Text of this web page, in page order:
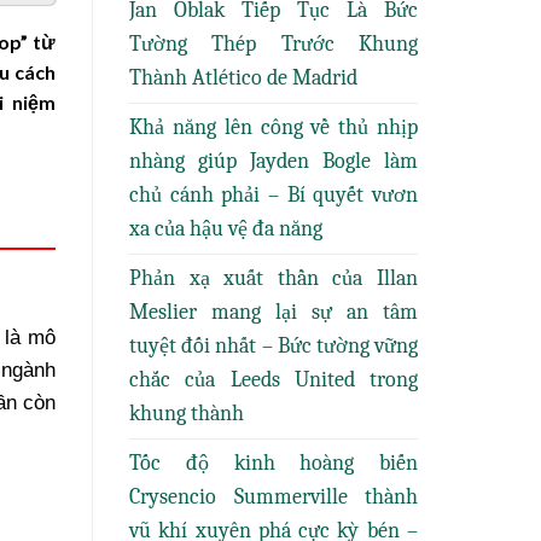
từ
cách
niệm
mô
còn
Jan Oblak Tiếp Tục Là Bức
Tường Thép Trước Khung
Thành Atlético de Madrid
Khả năng lên công về thủ nhịp
nhàng giúp Jayden Bogle làm
chủ cánh phải – Bí quyết vươn
xa của hậu vệ đa năng
Phản xạ xuất thần của Illan
Meslier mang lại sự an tâm
tuyệt đối nhất – Bức tường vững
chắc của Leeds United trong
khung thành
Tốc độ kinh hoàng biến
Crysencio Summerville thành
vũ khí xuyên phá cực kỳ bén –